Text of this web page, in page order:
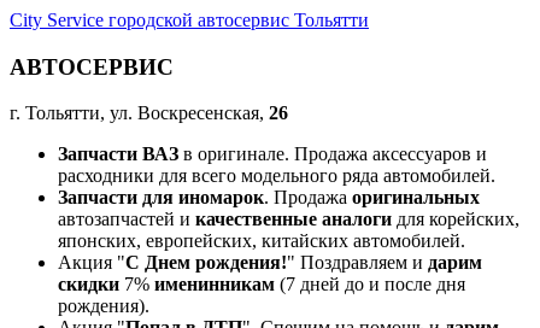
City Service городской автосервис Тольятти
АВТОСЕРВИС
г. Тольятти, ул. Воскресенская, 26
Запчасти ВАЗ в оригинале. Продажа аксессуаров и
расходники для всего модельного ряда автомобилей.
Запчасти для иномарок. Продажа оригинальных
автозапчастей и качественные аналоги для корейских,
японских, европейских, китайских автомобилей.
Акция "С Днем рождения!" Поздравляем и дарим
скидки 7% именинникам (7 дней до и после дня
рождения).